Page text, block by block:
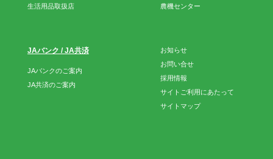
生活用品取扱店
農機センター
JAバンク / JA共済
JAバンクのご案内
JA共済のご案内
お知らせ
お問い合せ
採用情報
サイトご利用にあたって
サイトマップ